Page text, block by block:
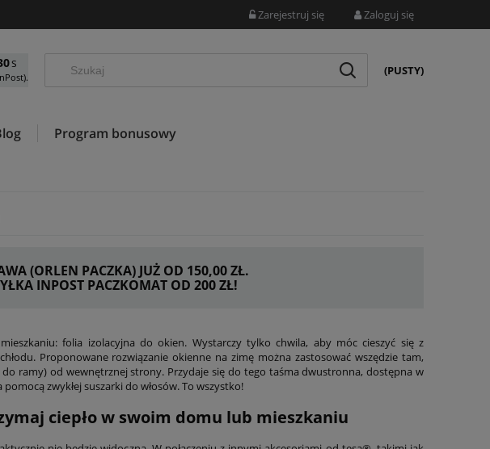
Zarejestruj się Zaloguj się
(PUSTY)
Program bonusowy
(ORLEN PACZKA) JUŻ OD 150,00 ZŁ.
INPOST PACZKOMAT OD 200 ZŁ!
folia izolacyjna do okien. Wystarczy tylko chwila, aby móc cieszyć się z
Proponowane rozwiązanie okienne na zimę można zastosować wszędzie tam,
ramy) od wewnętrznej strony. Przydaje się do tego taśma dwustronna, dostępna w
zwykłej suszarki do włosów. To wszystko!
ciepło w swoim domu lub mieszkaniu